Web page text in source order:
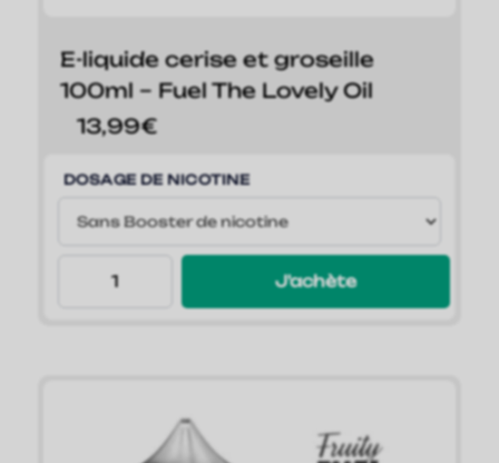
E-liquide cerise et groseille
100ml – Fuel The Lovely Oil
13,99€
DOSAGE DE NICOTINE
J'achète